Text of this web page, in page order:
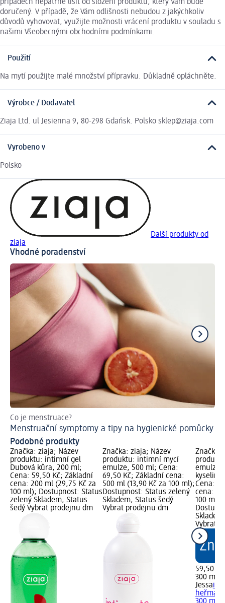
případech nepatrně lišit od složení produktu, který Vám bude
doručený. V případě, že Vám odlišnosti nebudou z jakýchkoliv
důvodů vyhovovat, využijte možnosti vrácení produktu v souladu s
našimi Všeobecnými obchodními podmínkami.
Použití
Na mytí použijte malé množství přípravku. Důkladně opláchněte.
Výrobce / Dodavatel
Ziaja Ltd. ul Jesienna 9, 80-298 Gdańsk. Polsko sklep@ziaja.com
Vyrobeno v
Polsko
Další produkty od
ziaja
Vhodné poradenství
Co je menstruace?
Menstruační symptomy a tipy na hygienické pomůcky
Podobné produkty
Značka: ziaja; Název
produktu: intimní gel
Dubová kůra, 200 ml;
Cena: 59,50 Kč; Základní
cena: 200 ml (29,75 Kč za
100 ml); Dostupnost: Status
zelený Skladem, Status
šedý Vybrat prodejnu dm
Značka: ziaja; Název
produktu: intimní mycí
emulze, 500 ml; Cena:
69,50 Kč; Základní cena:
500 ml (13,90 Kč za 100 ml);
Dostupnost: Status zelený
Skladem, Status šedý
Vybrat prodejnu dm
Značka:
emulze
Cena:
cena:
100 ml);
Vybrat
59,50 Kč
300 ml
Jessa